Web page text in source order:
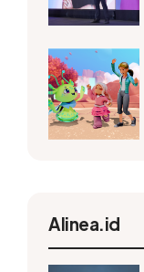
Alinea.id